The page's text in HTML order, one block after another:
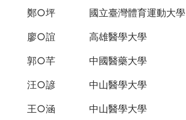
鄭○坪 國立臺灣體育運動大學
廖○誼 高雄醫學大學
郭○芊 中國醫藥大學
汪○諺 中山醫學大學
王○涵 中山醫學大學